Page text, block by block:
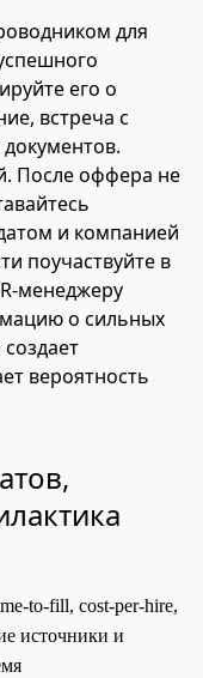
для
его о
встреча с
После оффера не
и компанией
поучаствуйте в
менеджеру
о сильных
вероятность
to-fill, cost-per-hire,
источники и